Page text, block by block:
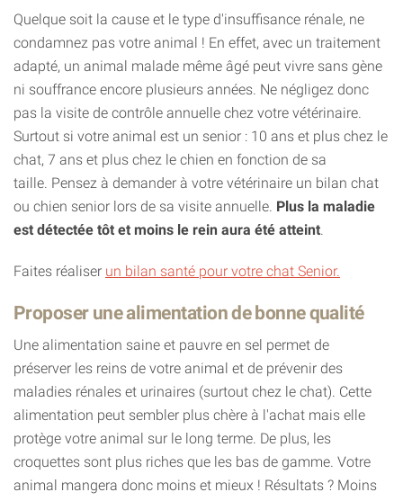
Quelque soit la cause et le type d'insuffisance rénale, ne
condamnez pas votre animal ! En effet, avec un traitement
adapté, un animal malade même âgé peut vivre sans gène
ni souffrance encore plusieurs années. Ne négligez donc
pas la visite de contrôle annuelle chez votre vétérinaire.
Surtout si votre animal est un senior : 10 ans et plus chez le
chat, 7 ans et plus chez le chien en fonction de sa
taille. Pensez à demander à votre vétérinaire un bilan chat
ou chien senior lors de sa visite annuelle. Plus la maladie
est détectée tôt et moins le rein aura été atteint.
Faites réaliser un bilan santé pour votre chat Senior.
Proposer une alimentation de bonne qualité
Une alimentation saine et pauvre en sel permet de
préserver les reins de votre animal et de prévenir des
maladies rénales et urinaires (surtout chez le chat). Cette
alimentation peut sembler plus chère à l'achat mais elle
protège votre animal sur le long terme. De plus, les
croquettes sont plus riches que les bas de gamme. Votre
animal mangera donc moins et mieux ! Résultats ? Moins